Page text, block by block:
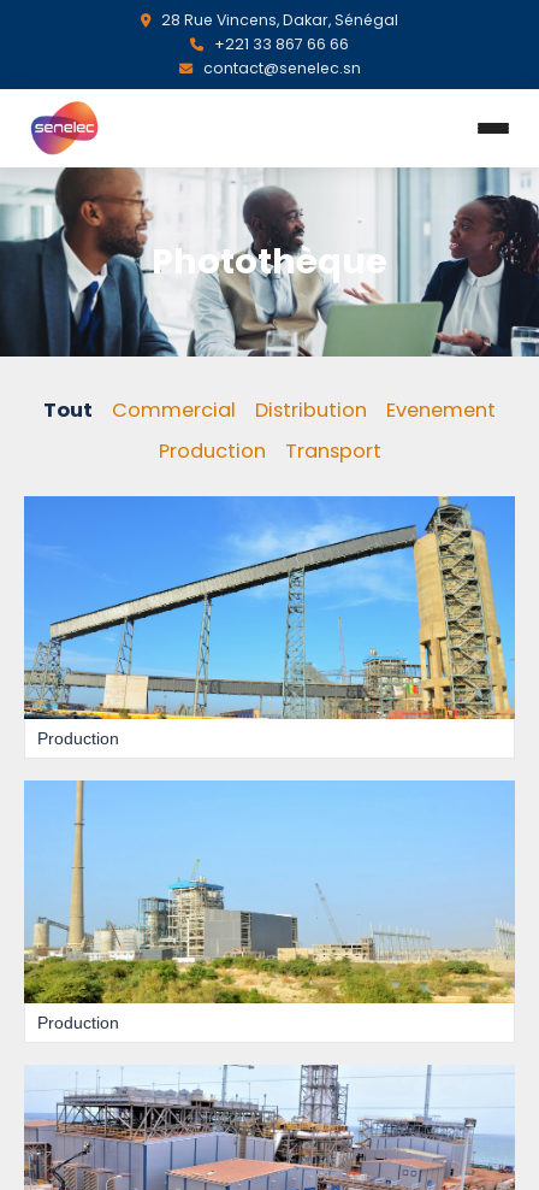
28 Rue Vincens, Dakar, Sénégal
+221 33 867 66 66
contact@senelec.sn
Photothèque
Tout Commercial Distribution
Evenement
Production
Transport
Production
Production